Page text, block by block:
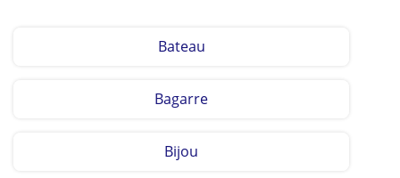
Bateau
Bagarre
Bijou